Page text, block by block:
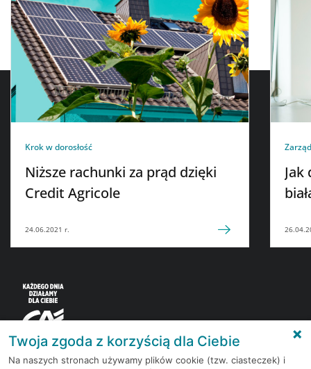
Krok w dorosłość
Niższe rachunki za prąd dzięki
Credit Agricole
24.06.2021 r.
Twoja zgoda z korzyścią dla Ciebie
Na naszych stronach używamy plików cookie (tzw. ciasteczek) i